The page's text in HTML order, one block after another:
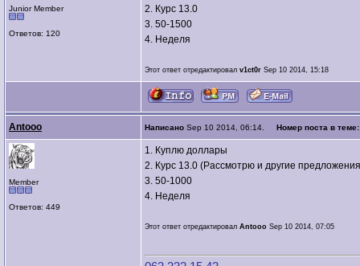
Junior Member
Ответов: 120
2. Курс 13.0
3. 50-1500
4. Неделя
Этот ответ отредактировал v1ct0r Sep 10 2014, 15:18
Antooo Написано Sep 10 2014, 06:14. Номер поста в
Member
Ответов: 449
1. Куплю доллары
2. Курс 13.0 (Рассмотрю и другие
3. 50-1000
4. Неделя
Этот ответ отредактировал Antooo Sep 10 2014, 07:05